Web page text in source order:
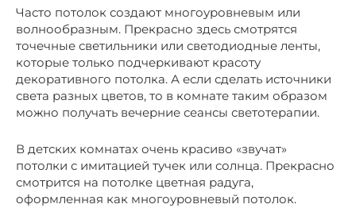
Часто потолок создают многоуровневым или
волнообразным. Прекрасно здесь смотрятся
точечные светильники или светодиодные ленты,
которые только подчеркивают красоту
декоративного потолка. А если сделать источники
света разных цветов, то в комнате таким образом
можно получать вечерние сеансы светотерапии.
В детских комнатах очень красиво «звучат»
потолки с имитацией тучек или солнца. Прекрасно
смотрится на потолке цветная радуга,
оформленная как многоуровневый потолок.